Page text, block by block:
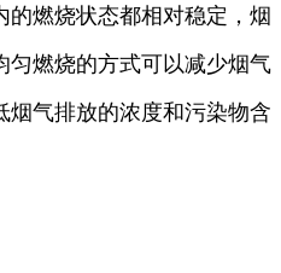
的燃烧状态都相对稳定，烟
匀燃烧的方式可以减少烟气
烟气排放的浓度和污染物含